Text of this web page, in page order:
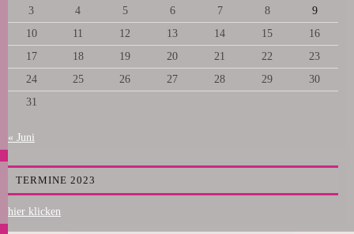
3
4 5 6 7 8
9
10
11 12 13 14 15
16
17
18 19 20 21 22
23
24
25 26 27 28 29
30
31
« Juni
TERMINE 2023
hier klicken